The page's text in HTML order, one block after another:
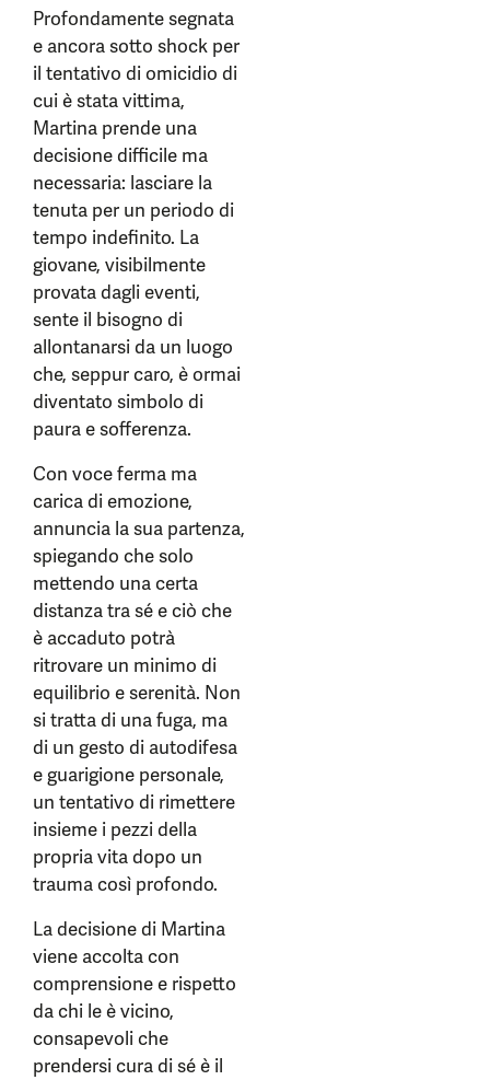
Profondamente segnata
e ancora sotto shock per
il tentativo di omicidio di
cui è stata vittima,
Martina prende una
decisione difficile ma
necessaria: lasciare la
tenuta per un periodo di
tempo indefinito. La
giovane, visibilmente
provata dagli eventi,
sente il bisogno di
allontanarsi da un luogo
che, seppur caro, è ormai
diventato simbolo di
paura e sofferenza.
Con voce ferma ma
carica di emozione,
annuncia la sua partenza,
spiegando che solo
mettendo una certa
distanza tra sé e ciò che
è accaduto potrà
ritrovare un minimo di
equilibrio e serenità. Non
si tratta di una fuga, ma
di un gesto di autodifesa
e guarigione personale,
un tentativo di rimettere
insieme i pezzi della
propria vita dopo un
trauma così profondo.
La decisione di Martina
viene accolta con
comprensione e rispetto
da chi le è vicino,
consapevoli che
prendersi cura di sé è il